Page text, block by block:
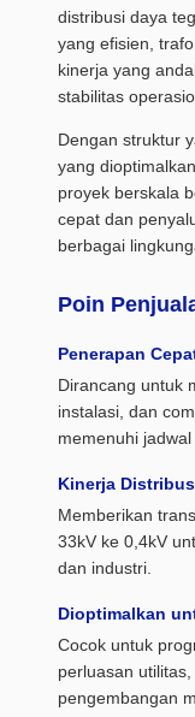
distribusi daya
yang efisien,
kinerja yang
stabilitas
Dengan struktur
yang
proyek berskala
cepat dan
berbagai
Poin
Penerapan
Dirancang untuk
instalasi, dan
memenuhi
Kinerja
Memberikan
33kV ke 0,4kV
dan industri.
Dioptimalkan
Cocok untuk
perluasan
pengembangan